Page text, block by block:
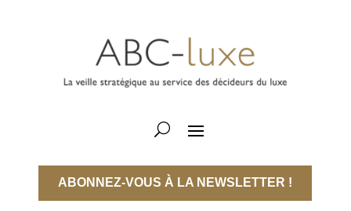
ABONNEZ-VOUS À LA NEWSLETTER !